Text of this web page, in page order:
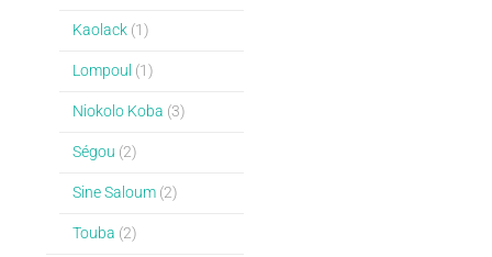
Kaolack(1)
Lompoul (1)
Niokolo Koba (3)
Ségou (2)
Sine Saloum(2)
Touba (2)